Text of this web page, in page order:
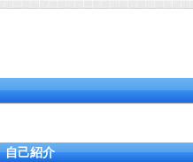
自己紹介